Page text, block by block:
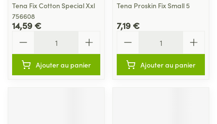
Tena Fix Cotton Special Xxl
756608
14,59 €
Ajouter au panier
Tena Proskin Fix Small 5
7,19 €
Ajouter au panier